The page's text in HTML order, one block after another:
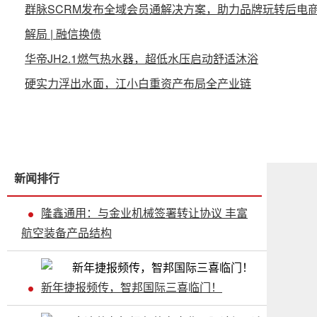
群脉SCRM发布全域会员通解决方案，助力品牌玩转后电
解局 | 融信换债
华帝JH2.1燃气热水器，超低水压启动舒适沐浴
硬实力浮出水面，江小白重资产布局全产业链
新闻排行
隆鑫通用：与金业机械签署转让协议 丰富
航空装备产品结构
新年捷报频传，智邦国际三喜临门！